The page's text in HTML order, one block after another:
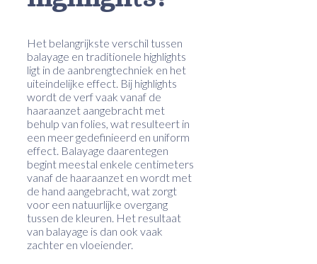
Het belangrijkste verschil tussen
balayage en traditionele highlights
ligt in de aanbrengtechniek en het
uiteindelijke effect. Bij highlights
wordt de verf vaak vanaf de
haaraanzet aangebracht met
behulp van folies, wat resulteert in
een meer gedefinieerd en uniform
effect. Balayage daarentegen
begint meestal enkele centimeters
vanaf de haaraanzet en wordt met
de hand aangebracht, wat zorgt
voor een natuurlijke overgang
tussen de kleuren. Het resultaat
van balayage is dan ook vaak
zachter en vloeiender.